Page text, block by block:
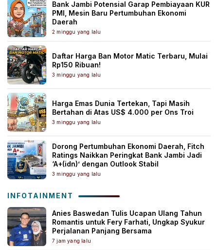
Bank Jambi Potensial Garap Pembiayaan KUR
PMI, Mesin Baru Pertumbuhan Ekonomi
Daerah
2 minggu yang lalu
Daftar Harga Ban Motor Matic Terbaru, Mulai
Rp150 Ribuan!
3 minggu yang lalu
Harga Emas Dunia Tertekan, Tapi Masih
Bertahan di Atas US$ 4.000 per Ons Troi
3 minggu yang lalu
Dorong Pertumbuhan Ekonomi Daerah, Fitch
Ratings Naikkan Peringkat Bank Jambi Jadi
‘A+(idn)’ dengan Outlook Stabil
3 minggu yang lalu
INFOTAINMENT
Anies Baswedan Tulis Ucapan Ulang Tahun
Romantis untuk Fery Farhati, Ungkap Syukur
Perjalanan Panjang Bersama
7 jam yang lalu